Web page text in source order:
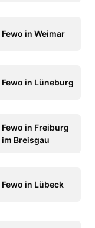
Fewo in Weimar
Fewo in Lüneburg
Fewo in Freiburg
im Breisgau
Fewo in Lübeck